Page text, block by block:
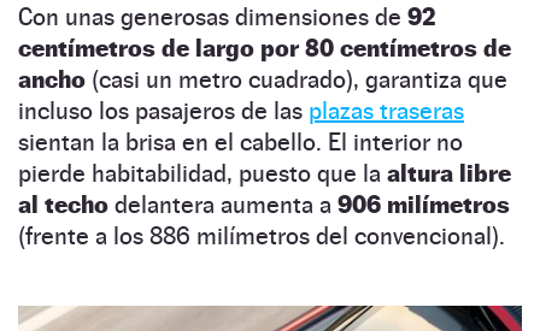
Con unas generosas dimensiones de 92
centímetros de largo por 80 centímetros de
ancho (casi un metro cuadrado), garantiza que
incluso los pasajeros de las plazas traseras
sientan la brisa en el cabello. El interior no
pierde habitabilidad, puesto que la altura libre
al techo delantera aumenta a 906 milímetros
(frente a los 886 milímetros del convencional).